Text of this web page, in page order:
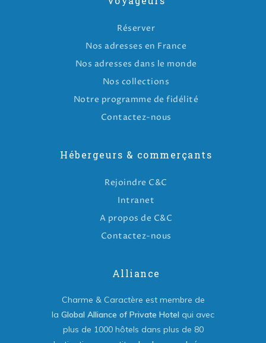
Réserver
Nos adresses en France
Nos adresses dans le monde
Nos collections
Notre programme de fidélité
Contactez-nous
Hébergeurs & commerçants
Rejoindre C&C
Intranet
A propos de C&C
Contactez-nous
Alliance
Charme & Caractère est membre de
la Global Alliance of Private Hotel qui avec
plus de 1000 hôtels dans plus de 80